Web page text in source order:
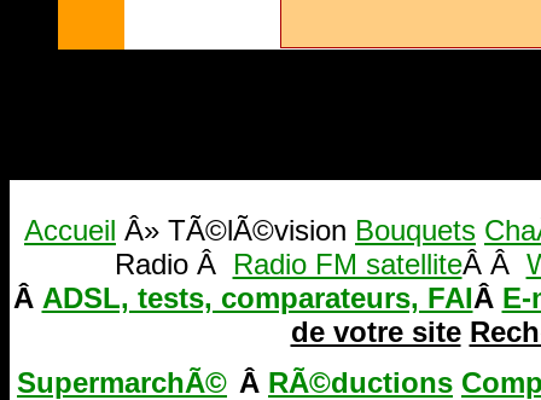
Accueil Â» TÃ©lÃ©vision Bouquets
Radio Â Radio FM satelliteÂ Â
Â ADSL, tests, comparateurs, FAIÂ E-
de votre site
SupermarchÃ© Â RÃ©ductions